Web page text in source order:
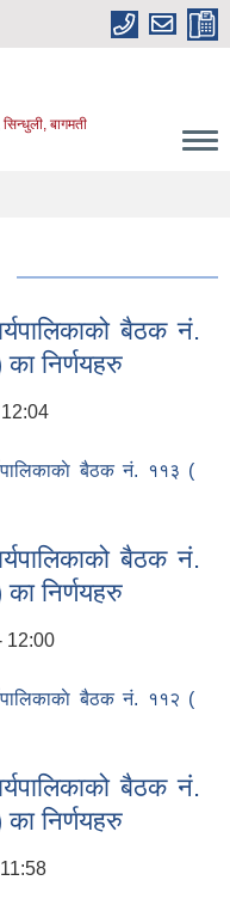
सिन्धुली, बागमती
बैठक नं.
निर्णयहरु
बैठक नं. ११३ (
का निर्णयहरु
बैठक नं.
निर्णयहरु
12:00
बैठक नं. ११२ (
का निर्णयहरु
बैठक नं.
निर्णयहरु